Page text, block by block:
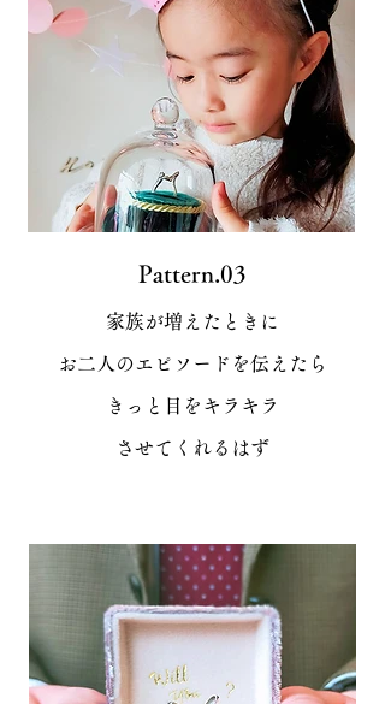
Pattern.03
家族が増えたときに
お二人のエピソードを伝えたら
​きっと目をキラキラ
させてくれるはず